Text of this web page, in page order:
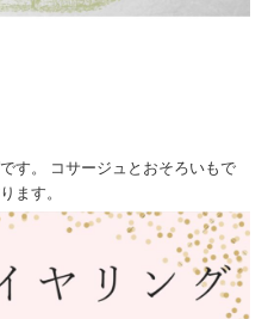
す。 コサージュとおそろいもで
ます。